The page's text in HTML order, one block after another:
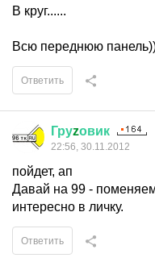
В круг......
Всю переднюю
Ответить
Груzовик
22:56, 30.11.2012
пойдет, ап
Давай на 99 -
интересно в личку.
Ответить